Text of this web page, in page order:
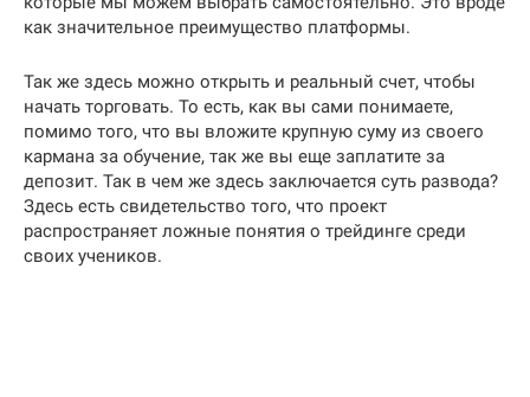
как значительное преимущество платформы.
Так же здесь можно открыть и реальный счет, чтобы
начать торговать. То есть, как вы сами понимаете,
помимо того, что вы вложите крупную суму из своего
кармана за обучение, так же вы еще заплатите за
депозит. Так в чем же здесь заключается суть развода?
Здесь есть свидетельство того, что проект
распространяет ложные понятия о трейдинге среди
своих учеников.